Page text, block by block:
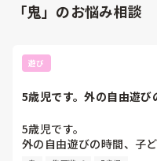
「鬼」のお悩み相談
遊び
5歳児です。外の自由遊
5歳児です。
外の自由遊びの時間、子